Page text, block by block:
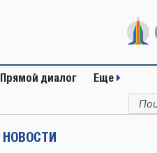
Прямой диалог Еще
НОВОСТИ